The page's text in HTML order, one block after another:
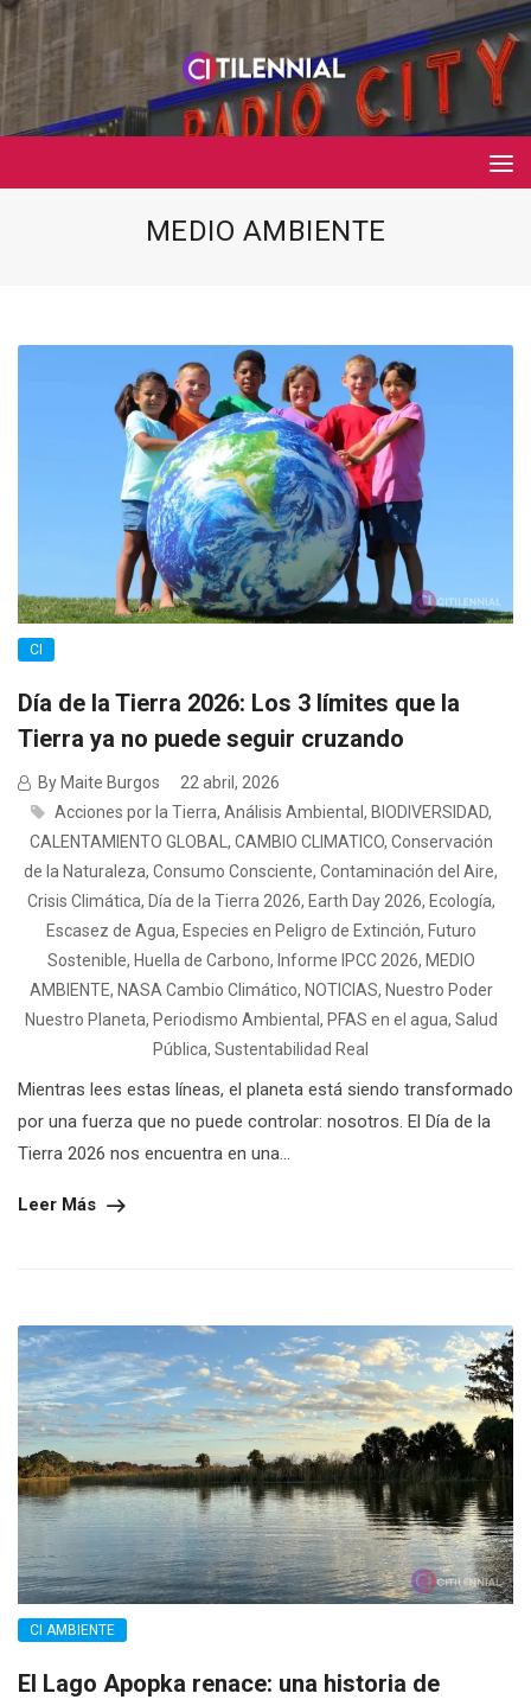
MEDIO AMBIENTE
CI
Día de la Tierra 2026: Los 3 límites que la
Tierra ya no puede seguir cruzando
By Maite Burgos
22 abril, 2026
Acciones por la Tierra, Análisis Ambiental , BIODIVERSIDAD,
CALENTAMIENTO GLOBAL , CAMBIO CLIMATICO, Conservación
de la Naturaleza, Consumo Consciente, Contaminación del Aire,
Crisis Climática, Día de la Tierra 2026, Earth Day 2026, Ecología,
Escasez de Agua, Especies en Peligro de Extinción, Futuro
Sostenible, Huella de Carbono, Informe IPCC 2026, MEDIO
AMBIENTE, NASA Cambio Climático, NOTICIAS, Nuestro Poder
Nuestro Planeta, Periodismo Ambiental , PFAS en el agua, Salud
Pública, Sustentabilidad Real
Mientras lees estas líneas, el planeta está siendo transformado
por una fuerza que no puede controlar: nosotros. El Día de la
Tierra 2026 nos encuentra en una...
Leer Más
CI AMBIENTE
El Lago Apopka renace: una historia de